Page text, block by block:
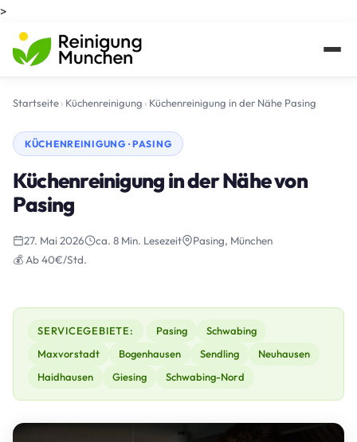
>
Startseite› Küchenreinigung › Küchenreinigung in der Nähe Pasing
KÜCHENREINIGUNG · PASING
Küchenreinigung in der Nähe von
Pasing
27. Mai 2026 ca. 8 Min. Lesezeit
Pasing, München
💰 Ab 40€/Std.
SERVICEGEBIETE: Pasing
Schwabing
Maxvorstadt
Bogenhausen Sendling
Neuhausen
Haidhausen
Giesing Schwabing-Nord